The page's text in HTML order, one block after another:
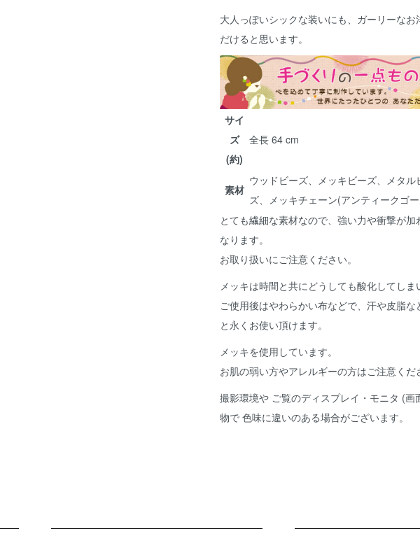
大人っぽいシックな装いにも、ガーリーなお
だけると思います。
サイ
ズ
(約)
全長 64 cm
素材
ウッドビーズ、メッキビーズ、メタル
ズ、メッキチェーン(アンティークゴ
とても繊細な素材なので、強い力や衝撃が加
なります。
お取り扱いにご注意ください。
メッキは時間と共にどうしても酸化してしま
ご使用後はやわらかい布などで、汗や皮脂な
と永くお使い頂けます。
メッキを使用しています。
お肌の弱い方やアレルギーの方はご注意くだ
撮影環境や ご覧のディスプレイ・モニタ (画
物で 色味に違いのある場合がございます。